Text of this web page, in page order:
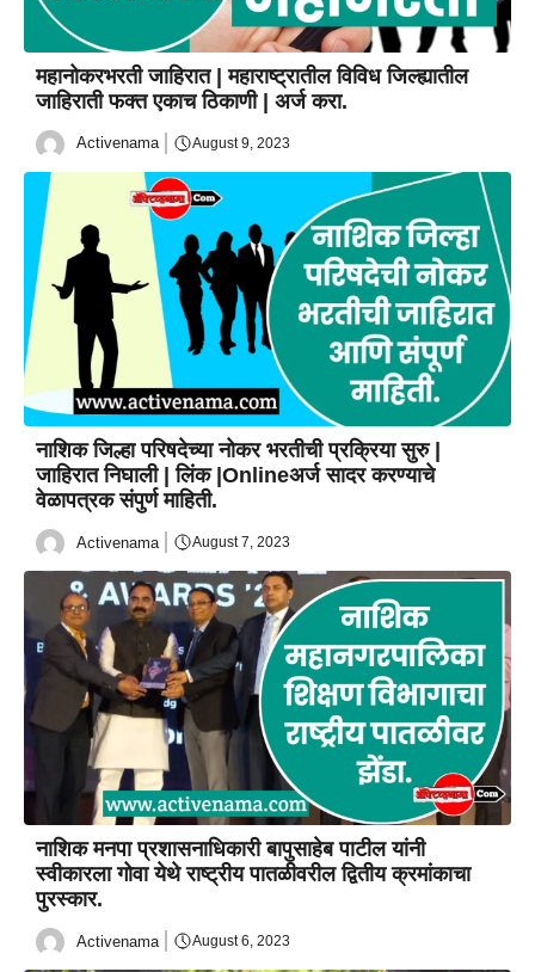
महानोकरभरती जाहिरात | महाराष्ट्रातील विविध जिल्ह्यातील
जाहिराती फक्त एकाच ठिकाणी | अर्ज करा.
Activenama August 9, 2023
नाशिक जिल्हा परिषदेच्या नोकर भरतीची प्रक्रिया सुरु |
जाहिरात निघाली | लिंक |Onlineअर्ज सादर करण्याचे
वेळापत्रक संपुर्ण माहिती.
Activenama August 7, 2023
नाशिक मनपा प्रशासनाधिकारी बापुसाहेब पाटील यांनी
स्वीकारला गोवा येथे राष्ट्रीय पातळीवरील द्वितीय क्रमांकाचा
पुरस्कार.
Activenama August 6, 2023